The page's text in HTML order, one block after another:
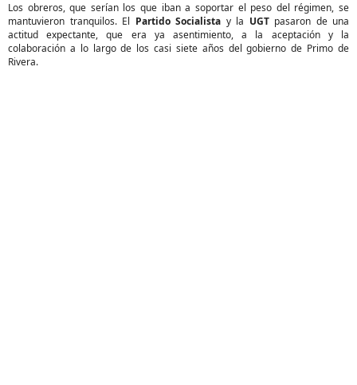
Los obreros, que serían los que iban a soportar el peso del régimen, se
mantuvieron tranquilos. El Partido Socialista y la UGTpasaron de una
actitud expectante, que era ya asentimiento, a la aceptación y la
colaboración a lo largo de los casi siete años del gobierno de Primo de
Rivera.